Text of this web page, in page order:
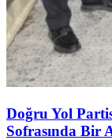
Doğru Yol
Sofrasında Bir